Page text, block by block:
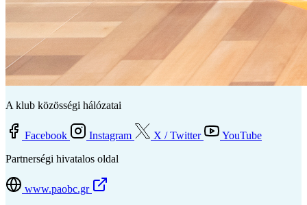
A klub közösségi hálózatai
Facebook Instagram X / Twitter
YouTube
Partnerségi hivatalos oldal
www.paobc.gr